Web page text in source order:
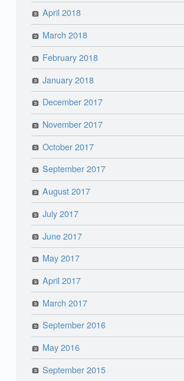
April 2018
March 2018
February 2018
January 2018
December 2017
November 2017
October 2017
September 2017
August 2017
July 2017
June 2017
May 2017
April 2017
March 2017
September 2016
May 2016
September 2015